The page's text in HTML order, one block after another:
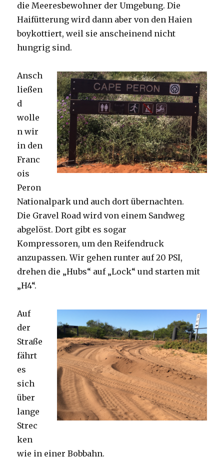
die Meeresbewohner der Umgebung. Die
Haifütterung wird dann aber von den Haien
boykottiert, weil sie anscheinend nicht
hungrig sind.
Ansch
ließen
d
wolle
n wir
in den
Franc
ois
Peron
Nationalpark und auch dort übernachten.
Die Gravel Road wird von einem Sandweg
abgelöst. Dort gibt es sogar
Kompressoren, um den Reifendruck
anzupassen. Wir gehen runter auf 20 PSI,
drehen die „Hubs“ auf „Lock“ und starten mit
„H4“.
Auf
der
Straße
fährt
es
sich
über
lange
Strec
ken
wie in einer Bobbahn.